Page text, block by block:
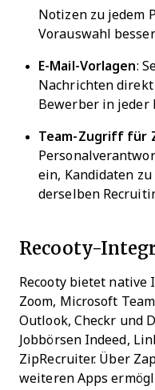
Notizen zu jedem
Vorauswahl
E-Mail-Vorlagen:
Nachrichten
Bewerber in jeder
Team-Zugriff für
ein, Kandidaten
derselben
Recooty-
Recooty bietet
Zoom, Microsoft
Outlook, Checkr und
Jobbörsen Indeed,
ZipRecruiter. Über
weiteren Apps